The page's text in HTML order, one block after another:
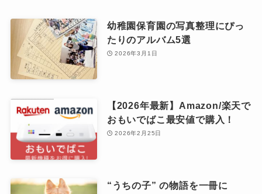
幼稚園保育園の写真整理にぴっ
たりのアルバム5選
2026年3月1日
【2026年最新】Amazon/楽天で
おもいでばこ最安値で購入！
2026年2月25日
“うちの子” の物語を一冊に